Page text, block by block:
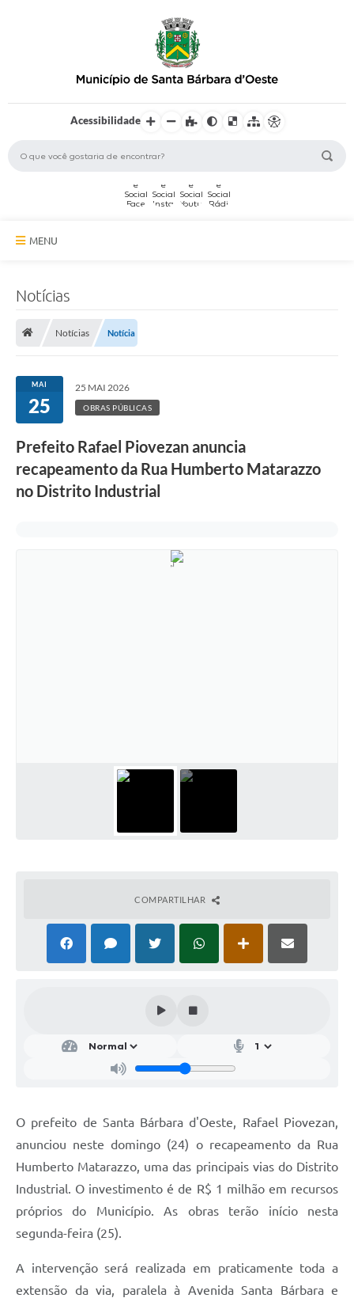
Acessibilidade
MENU
Serviços Online
Transparência
Covid-19
Notícias
Galeria de Vídeos
Contato
Plano Municipal de Segurança Pública
Plano de Contratações Anuais
Notícias
Notícias Notícia
MAI
25
25 MAI 2026
OBRAS PÚBLICAS
Prefeito Rafael Piovezan anuncia
recapeamento da Rua Humberto Matarazzo
no Distrito Industrial
COMPARTILHAR
O prefeito de Santa Bárbara d'Oeste, Rafael Piovezan,
anunciou neste domingo (24) o recapeamento da Rua
Humberto Matarazzo, uma das principais vias do Distrito
Industrial. O investimento é de R$ 1 milhão em recursos
próprios do Município. As obras terão início nesta
segunda-feira (25).
A intervenção será realizada em praticamente toda a
extensão da via, paralela à Avenida Santa Bárbara e